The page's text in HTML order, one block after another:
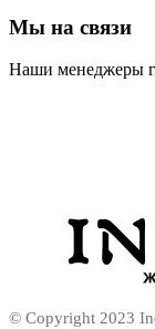
Мы на связи
Наши менеджеры
© Copyright 2023